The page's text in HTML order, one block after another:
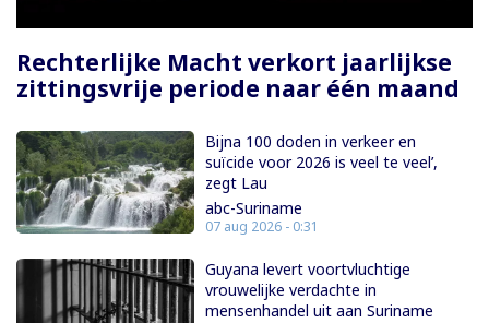
Rechterlijke Macht verkort jaarlijkse
zittingsvrije periode naar één maand
Bijna 100 doden in verkeer en
suïcide voor 2026 is veel te veel’,
zegt Lau
abc-Suriname
07 aug 2026 - 0:31
Guyana levert voortvluchtige
vrouwelijke verdachte in
mensenhandel uit aan Suriname